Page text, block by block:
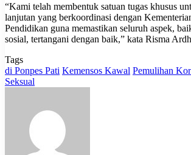
“Kami telah membentuk satuan tugas khusus
lanjutan yang berkoordinasi dengan
Pendidikan guna memastikan seluruh aspek,
sosial, tertangani dengan baik,” kata Risma
Tags
di Ponpes Pati Kemensos Kawal Pemulihan
Seksual